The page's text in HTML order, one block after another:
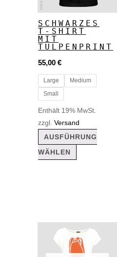
SCHWARZES
T-SHIRT
MIT
TULPENPRINT
55,00€
Large
Medium
Small
Enthält 19% MwSt.
zzgl.Versand
AUSFÜHRUNG
WÄHLEN
Die
Optionen
auf
Produktseite
gewählt
werden
Dieses
Produkt